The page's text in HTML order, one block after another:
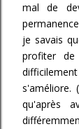
mal de
je savais
profiter
s'améliore.
qu'après